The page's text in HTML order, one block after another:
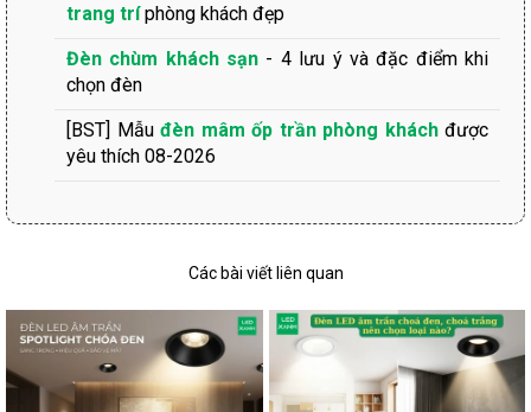
trang tríphòng khách đẹp
Đèn chùm khách sạn - 4 lưu ý và đặc điểm khi
chọn đèn
[BST] Mẫu đèn mâm ốp trần phòng kháchđược
yêu thích 08-2026
Các bài viết liên quan